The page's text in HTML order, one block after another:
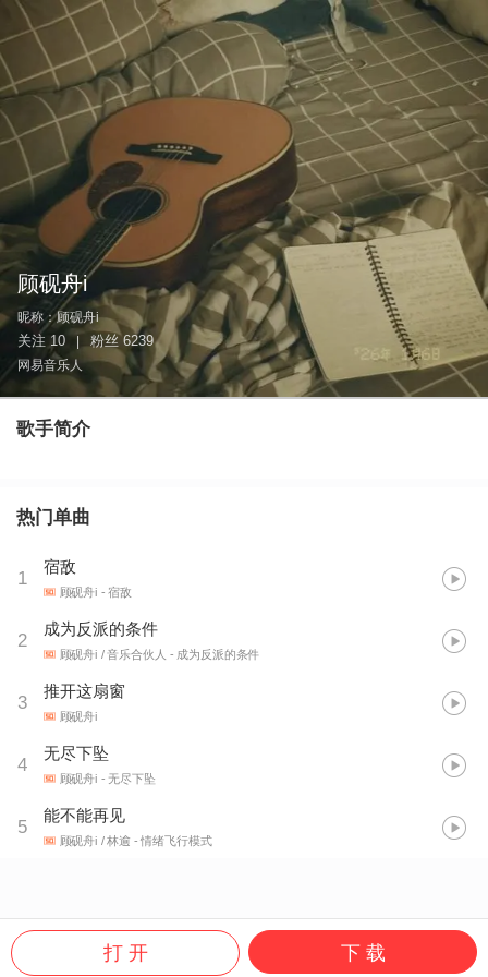
顾砚舟i
昵称：顾砚舟i
关注 10 粉丝 6239
网易音乐人
歌手简介
热门单曲
1
宿敌
顾砚舟i - 宿敌
2
成为反派的条件
顾砚舟i / 音乐合伙人 - 成为反派的条件
3
推开这扇窗
顾砚舟i
4
无尽下坠
顾砚舟i - 无尽下坠
5
能不能再见
顾砚舟i / 林逾 - 情绪飞行模式
打 开 下 载